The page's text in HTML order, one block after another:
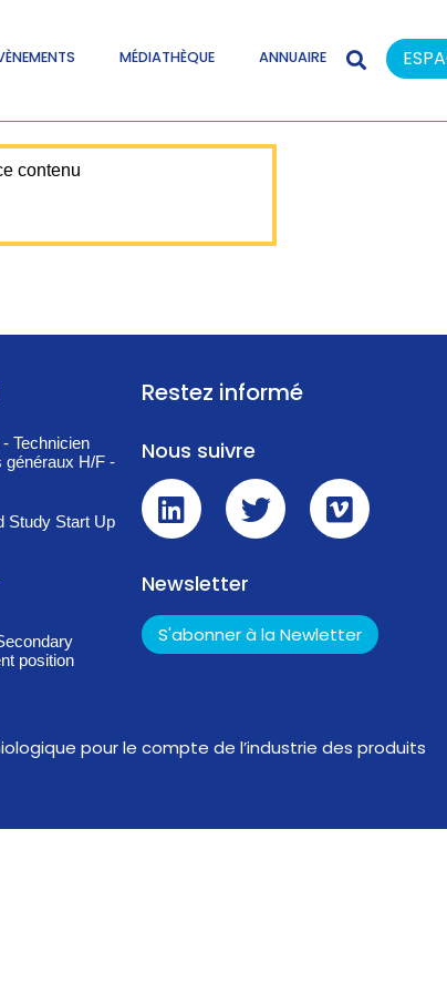
MÉDIATHÈQUE ANNUAIRE
contenu
Technicien
généraux H/F -
Study Start Up
position
Restez informé
Nous suivre
Newsletter
S'abonner à la Newletter
pour le compte de l’industrie des produits